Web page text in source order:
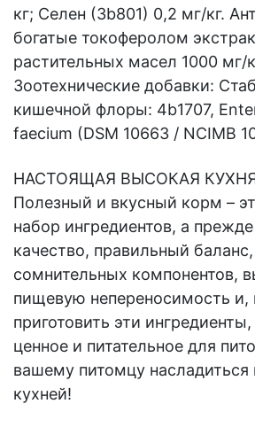
кг; Селен (3b801) 0,2 мг/кг.
богатые токоферолом
растительных масел 1000 мг/
Зоотехнические добавки:
кишечной флоры: 4b1707,
faecium (DSM 10663 / NCIMB
НАСТОЯЩАЯ ВЫСОКАЯ
Полезный и вкусный корм –
набор ингредиентов, а прежде
качество, правильный
сомнительных компонентов,
пищевую непереносимость и,
приготовить эти
ценное и питательное для
вашему питомцу
кухней!